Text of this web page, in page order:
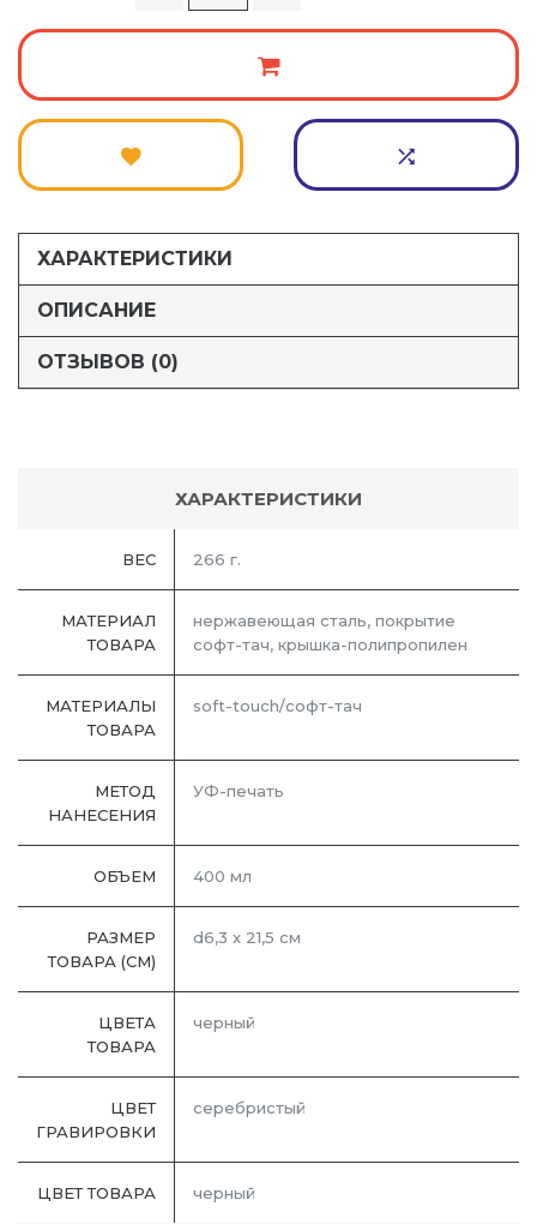
ХАРАКТЕРИСТИКИ
ОПИСАНИЕ
ОТЗЫВОВ (0)
ХАРАКТЕРИСТИКИ
ВЕС 266 г.
МАТЕРИАЛ
ТОВАРА
нержавеющая сталь, покрытие
софт-тач, крышка-полипропилен
МАТЕРИАЛЫ
ТОВАРА
soft-touch/софт-тач
МЕТОД
НАНЕСЕНИЯ
УФ-печать
ОБЪЕМ 400 мл
РАЗМЕР
ТОВАРА (СМ)
d6,3 x 21,5 см
ЦВЕТА
ТОВАРА
черный
ЦВЕТ
ГРАВИРОВКИ
серебристый
ЦВЕТ ТОВАРА черный